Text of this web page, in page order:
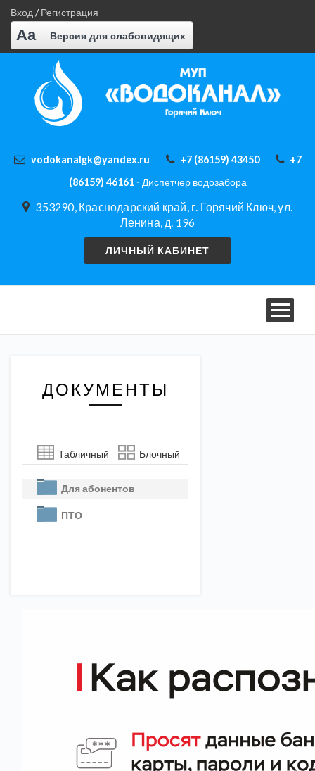
Aa Версия для слабовидящих
Вход / Регистрация
vodokanalgk@yandex.ru +7 (86159) 43450
+7
(86159) 46161- Диспетчер водозабора
353290, Краснодарский край, г. Горячий Ключ, ул.
Ленина, д. 196
ДОКУМЕНТЫ
Табличный Блочный
Для абонентов
ПТО